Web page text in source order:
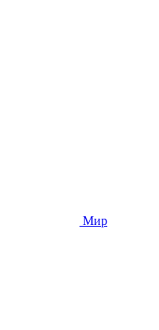
Мир